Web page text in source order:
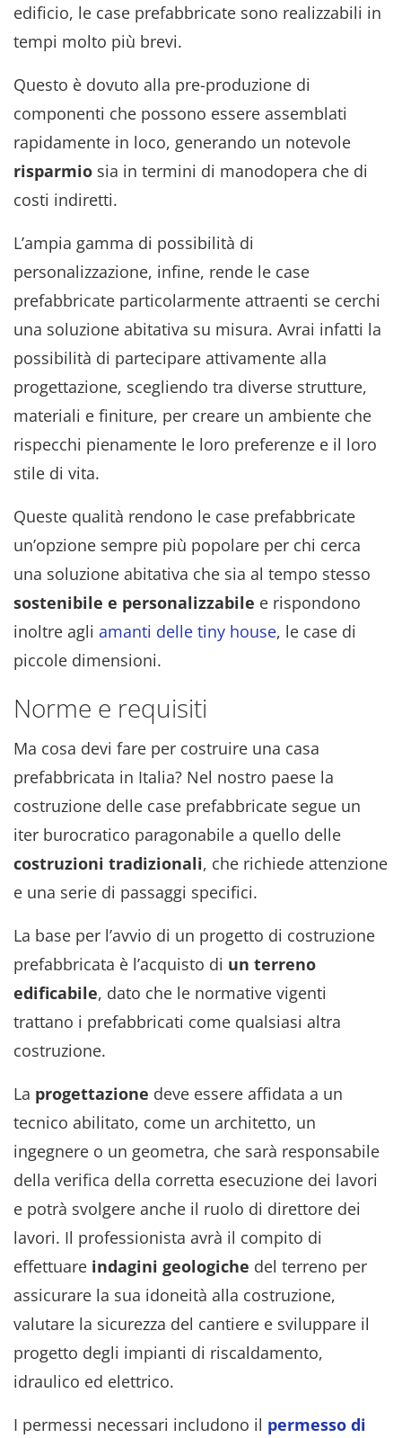
edificio, le case prefabbricate sono realizzabili in
tempi molto più brevi.
Questo è dovuto alla pre-produzione di
componenti che possono essere assemblati
rapidamente in loco, generando un notevole
risparmio sia in termini di manodopera che di
costi indiretti.
L’ampia gamma di possibilità di
personalizzazione, infine, rende le case
prefabbricate particolarmente attraenti se cerchi
una soluzione abitativa su misura. Avrai infatti la
possibilità di partecipare attivamente alla
progettazione, scegliendo tra diverse strutture,
materiali e finiture, per creare un ambiente che
rispecchi pienamente le loro preferenze e il loro
stile di vita.
Queste qualità rendono le case prefabbricate
un’opzione sempre più popolare per chi cerca
una soluzione abitativa che sia al tempo stesso
sostenibile e personalizzabile e rispondono
inoltre agli amanti delle tiny house, le case di
piccole dimensioni.
Norme e requisiti
Ma cosa devi fare per costruire una casa
prefabbricata in Italia? Nel nostro paese la
costruzione delle case prefabbricate segue un
iter burocratico paragonabile a quello delle
costruzioni tradizionali, che richiede attenzione
e una serie di passaggi specifici.
La base per l’avvio di un progetto di costruzione
prefabbricata è l’acquisto di un terreno
edificabile, dato che le normative vigenti
trattano i prefabbricati come qualsiasi altra
costruzione.
La progettazione deve essere affidata a un
tecnico abilitato, come un architetto, un
ingegnere o un geometra, che sarà responsabile
della verifica della corretta esecuzione dei lavori
e potrà svolgere anche il ruolo di direttore dei
lavori. Il professionista avrà il compito di
effettuare indagini geologiche del terreno per
assicurare la sua idoneità alla costruzione,
valutare la sicurezza del cantiere e sviluppare il
progetto degli impianti di riscaldamento,
idraulico ed elettrico.
I permessi necessari includono il permesso di